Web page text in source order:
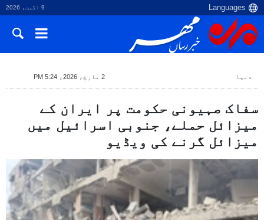
9 اگست، 2026
دنیا 2 مارچ، 2026، 5:24 PM
سفاک صہیونی حکومت پر ایران کے
میزائل حملے، جنوبی اسرائیل میں
میزائل گرنے کی ویڈیو